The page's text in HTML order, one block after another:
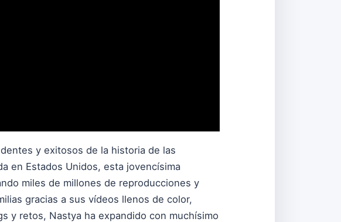
y exitosos de la historia de las
en Estados Unidos, esta jovencísima
miles de millones de reproducciones y
gracias a sus vídeos llenos de color,
y retos, Nastya ha expandido con muchísimo